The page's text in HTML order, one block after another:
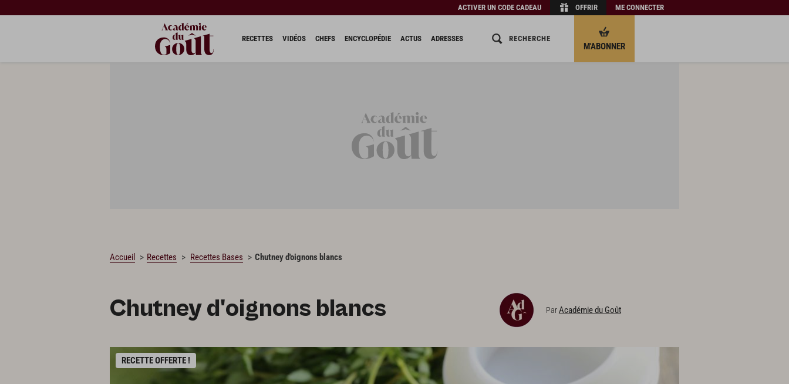
ACTIVER UN CODE CADEAU OFFRIR ME CONNECTER
RECETTES VIDÉOS CHEFS ENCYCLOPÉDIE ACTUS ADRESSES RECHERCHE
M'ABONNER
Accueil Recettes Recettes Bases Chutney d'oignons blancs
Chutney d'oignons blancs ParAcadémie du Goût
RECETTE OFFERTE !
CHARGEMENT…